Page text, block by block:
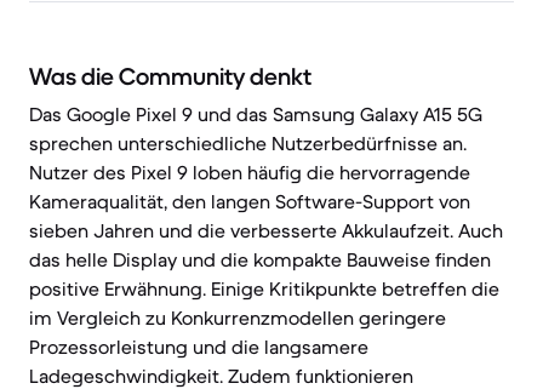
Was die Community denkt
Das Google Pixel 9 und das Samsung Galaxy A15 5G
sprechen unterschiedliche Nutzerbedürfnisse an.
Nutzer des Pixel 9 loben häufig die hervorragende
Kameraqualität, den langen Software-Support von
sieben Jahren und die verbesserte Akkulaufzeit. Auch
das helle Display und die kompakte Bauweise finden
positive Erwähnung. Einige Kritikpunkte betreffen die
im Vergleich zu Konkurrenzmodellen geringere
Prozessorleistung und die langsamere
Ladegeschwindigkeit. Zudem funktionieren